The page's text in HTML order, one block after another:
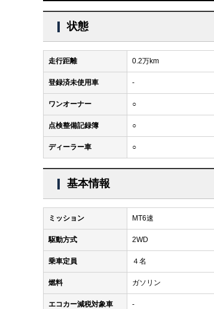
状態
走行距離 0.2万km
登録済未使用車 -
ワンオーナー ○
点検整備記録簿 ○
ディーラー車 ○
基本情報
ミッション MT6速
駆動方式 2WD
乗車定員 ４名
燃料 ガソリン
エコカー減税対象車 -